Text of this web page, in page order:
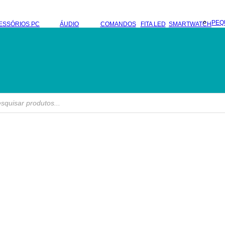
PC ÁUDIO COMANDOS FITA LED SMARTWATCH